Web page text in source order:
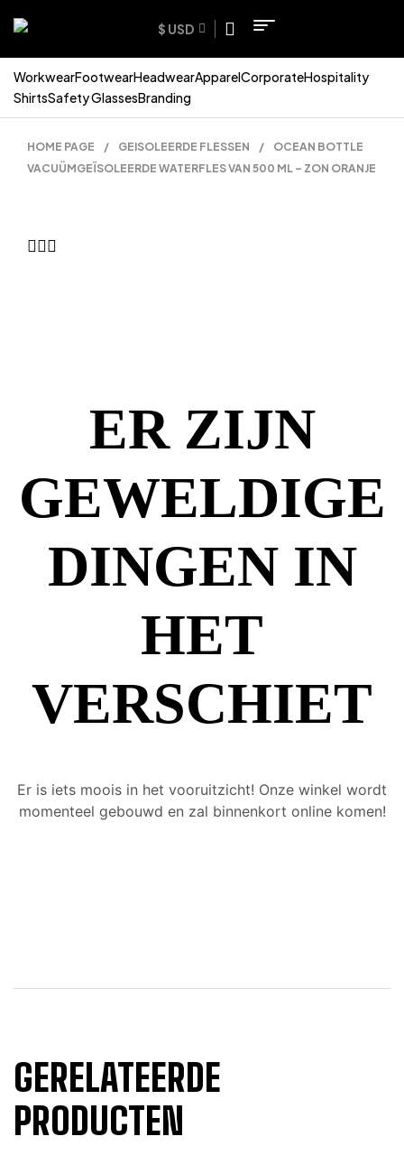
$ USD
WorkwearFootwearHeadwearApparelCorporateHospitality
ShirtsSafety GlassesBranding
HOME PAGE / GEISOLEERDE FLESSEN /
OCEAN BOTTLE
VACUÜMGEÏSOLEERDE WATERFLES VAN 500 ML – ZON ORANJE
ER ZIJN
GEWELDIGE
DINGEN IN
HET
VERSCHIET
Er is iets moois in het vooruitzicht! Onze winkel wordt
momenteel gebouwd en zal binnenkort online komen!
GERELATEERDE
PRODUCTEN